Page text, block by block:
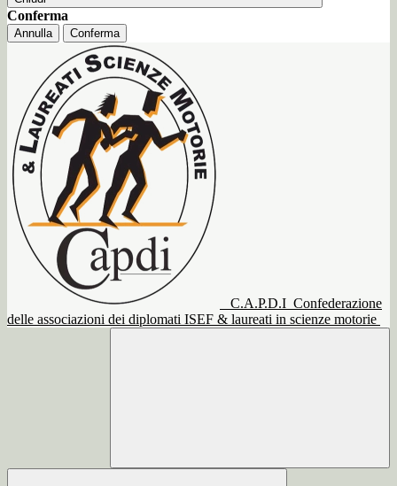
Conferma
Annulla Conferma
C.A.P.D.I Confederazione
delle associazioni dei diplomati ISEF & laureati in scienze motorie